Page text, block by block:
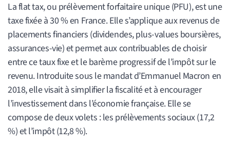
La flat tax, ou prélèvement forfaitaire unique (PFU), est une
taxe fixée à 30 % en France. Elle s’applique aux revenus de
placements financiers (dividendes, plus-values boursières,
assurances-vie) et permet aux contribuables de choisir
entre ce taux fixe et le barème progressif de l’impôt sur le
revenu. Introduite sous le mandat d’Emmanuel Macron en
2018, elle visait à simplifier la fiscalité et à encourager
l’investissement dans l’économie française. Elle se
compose de deux volets : les prélèvements sociaux (17,2
%) et l’impôt (12,8 %).